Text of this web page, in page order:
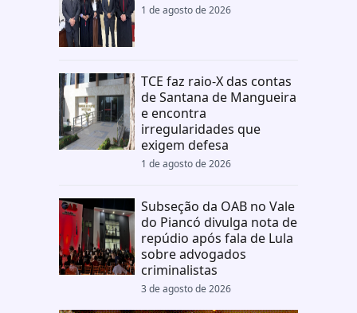
1 de agosto de 2026
TCE faz raio-X das contas
de Santana de Mangueira
e encontra
irregularidades que
exigem defesa
1 de agosto de 2026
Subseção da OAB no Vale
do Piancó divulga nota de
repúdio após fala de Lula
sobre advogados
criminalistas
3 de agosto de 2026